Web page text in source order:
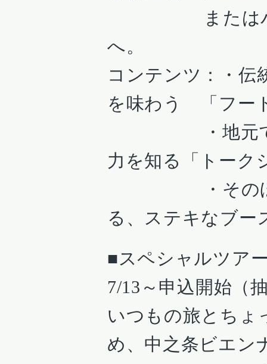
またはバスタ
へ。
コンテンツ：・伝
を味わう 「フー
・地元で活躍
力を知る「トーク
・そのほか
る、ステキなブー
■スペシャルツア
7/13～申込開始（
いつもの旅とちょ
め、中之条ビエン